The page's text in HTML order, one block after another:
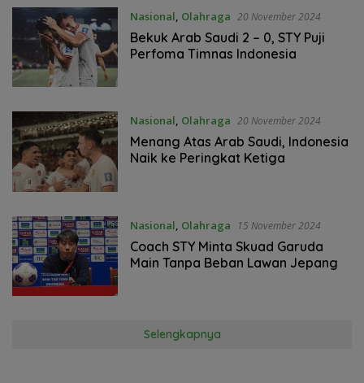
Nasional, Olahraga 20 November 2024
Bekuk Arab Saudi 2 – 0, STY Puji
Perfoma Timnas Indonesia
Nasional, Olahraga 20 November 2024
Menang Atas Arab Saudi, Indonesia
Naik ke Peringkat Ketiga
Nasional, Olahraga 15 November 2024
Coach STY Minta Skuad Garuda
Main Tanpa Beban Lawan Jepang
Selengkapnya